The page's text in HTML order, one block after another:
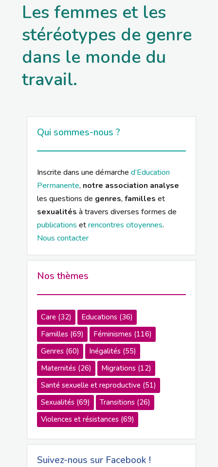
Les femmes et les
stéréotypes de genre
dans le monde du
travail.
Qui sommes-nous ?
Inscrite dans une démarche d’Education
Permanente, notre association analyse
les questions de genres,familles et
sexualités à travers diverses formes de
publications etrencontres citoyennes.
Nous contacter
Nos thèmes
Care(32) Educations(36)
Familles(69) Féminismes(116)
Genres(60) Inégalités(55)
Maternités(26) Migrations(12)
Santé sexuelle et reproductive(51)
Sexualités(69) Transitions(26)
Violences et résistances(69)
Suivez-nous sur Facebook !